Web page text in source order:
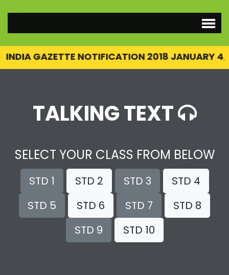
GAZETTE NOTIFICATION 2018 JANUARY 4,
TALKING TEXT
SELECT YOUR CLASS FROM BELOW
STD 1 STD 2 STD 3
STD 4
STD 5
STD 6 STD 7
STD 8
STD 9
STD 10